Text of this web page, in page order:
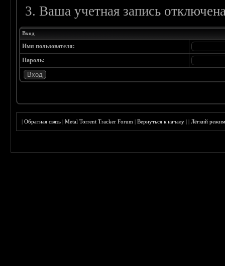
Ваша учетная запись
Вход
Имя пользователя:
Пароль:
|Обратная связь |Metal Torrent Tracker Forum |Вернуться к началу ||Лёгкий